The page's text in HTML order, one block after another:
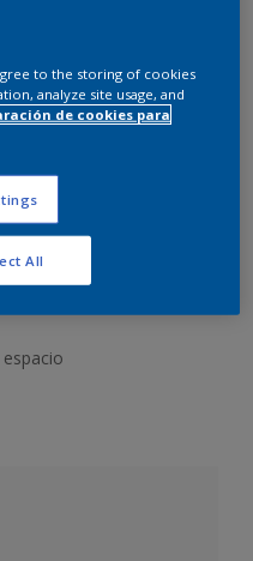
de pintura
Calcular
de deseos
tienda
to the storing of cookies
analyze site usage, and
de cookies para
All